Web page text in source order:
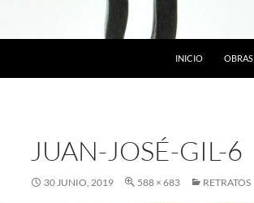
INICIO
OBRAS
JUAN-JOSÉ-GIL-6
30 JUNIO, 2019 588 × 683 RETRATOS